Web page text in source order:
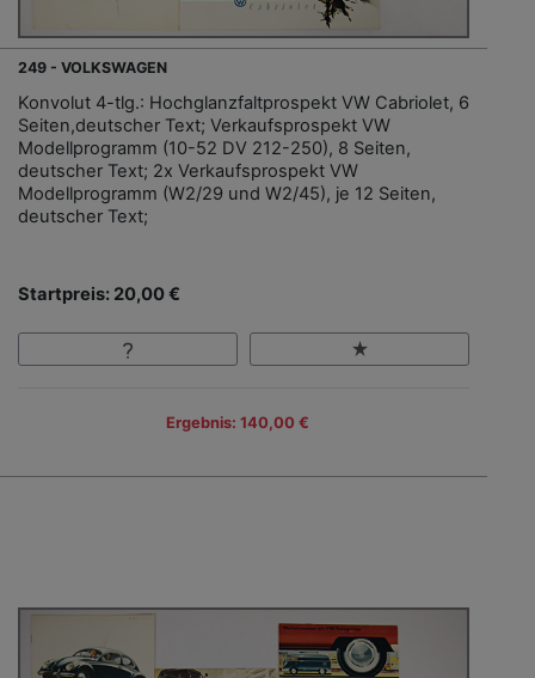
249 - VOLKSWAGEN
Konvolut 4-tlg.: Hochglanzfaltprospekt VW Cabriolet, 6
Seiten,deutscher Text; Verkaufsprospekt VW
Modellprogramm (10-52 DV 212-250), 8 Seiten,
deutscher Text; 2x Verkaufsprospekt VW
Modellprogramm (W2/29 und W2/45), je 12 Seiten,
deutscher Text;
Startpreis: 20,00 €
Ergebnis: 140,00 €